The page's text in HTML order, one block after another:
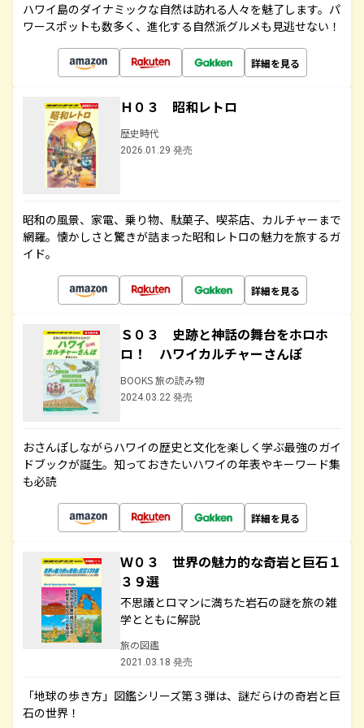
ハワイ島のダイナミックな自然は訪れる人々を魅了します。パ
ワースポットも数多く、進化する自然派グルメも見逃せない！
詳細を見る
Ｈ０３ 昭和レトロ
歴史時代
2026.01.29 発売
昭和の風景、家電、乗り物、駄菓子、喫茶店、カルチャーまで
網羅。懐かしさと驚きが詰まった昭和レトロの魅力を旅するガ
イド。
詳細を見る
Ｓ０３ 史跡と神話の舞台をホロホ
ロ！ ハワイカルチャーさんぽ
BOOKS 旅の読み物
2024.03.22 発売
おさんぽしながらハワイの歴史と文化を楽しく学ぶ最強のガイ
ドブックが誕生。知っておきたいハワイの年表やキーワード集
も必読
詳細を見る
Ｗ０３ 世界の魅力的な奇岩と巨石１
３９選
不思議とロマンに満ちた岩石の謎を旅の雑
学とともに解説
旅の図鑑
2021.03.18 発売
「地球の歩き方」図鑑シリーズ第３弾は、謎だらけの奇岩と巨
石の世界！